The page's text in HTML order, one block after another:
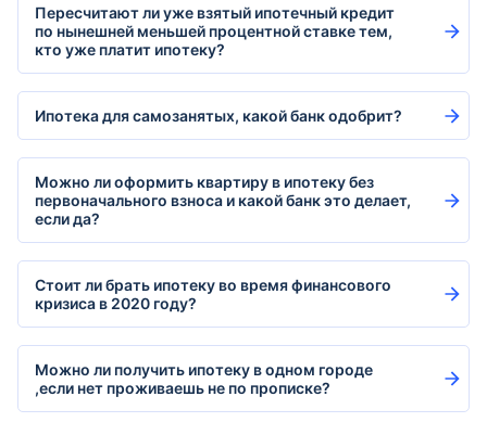
Пересчитают ли уже взятый ипотечный кредит
по нынешней меньшей процентной ставке тем,
кто уже платит ипотеку?
Ипотека для самозанятых, какой банк одобрит?
Можно ли оформить квартиру в ипотеку без
первоначального взноса и какой банк это делает,
если да?
Стоит ли брать ипотеку во время финансового
кризиса в 2020 году?
Можно ли получить ипотеку в одном городе
,если нет проживаешь не по прописке?